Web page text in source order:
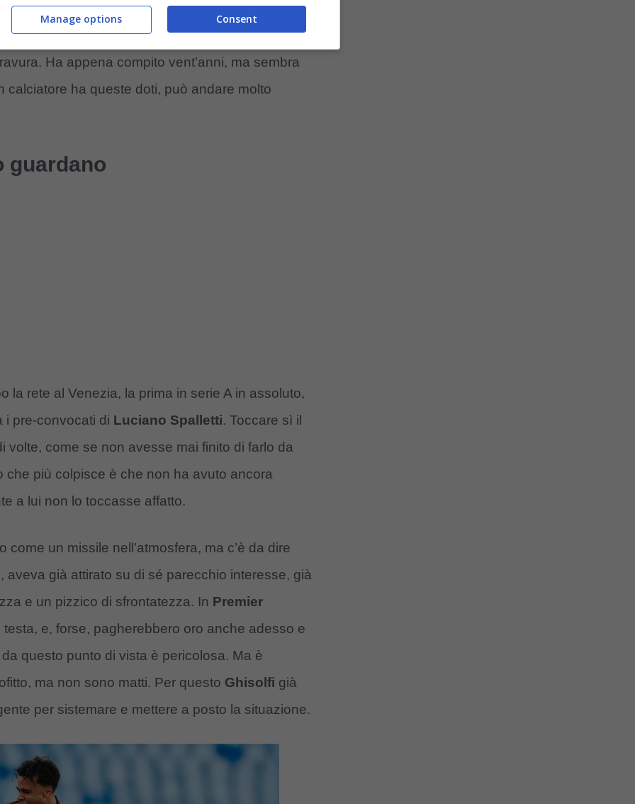
stesso inNiccolò, tanto che, in campo e
serio, consapevole e mai fuori posto, perfino
Ha appena compito vent’anni, ma sembra
ha queste doti, può andare molto
guardano
la rete al Venezia, la prima in serie A in assoluto,
i pre-convocati di Luciano Spalletti. Toccare sì il
volte, come se non avesse mai finito di farlo da
che più colpisce è che non ha avuto ancora
a lui non lo toccasse affatto.
un missile nell’atmosfera, ma c’è da dire
già attirato su di sé parecchio interesse, già
e un pizzico di sfrontatezza. In Premier
e, forse, pagherebbero oro anche adesso e
questo punto di vista è pericolosa. Ma è
ma non sono matti. Per questo Ghisolfi già
per sistemare e mettere a posto la situazione.
Consent
Manage options